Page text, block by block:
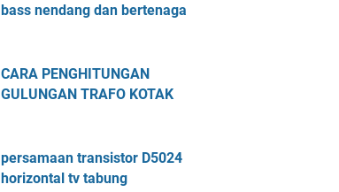
bass nendang dan bertenaga
CARA PENGHITUNGAN
GULUNGAN TRAFO KOTAK
persamaan transistor D5024
horizontal tv tabung